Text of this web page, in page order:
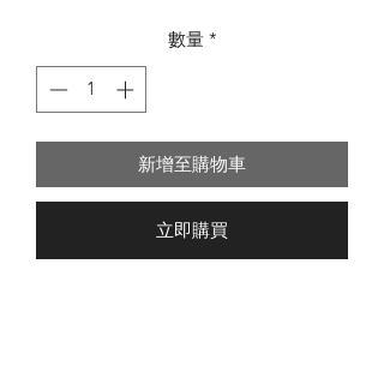
數量 *
新增至購物車
立即購買